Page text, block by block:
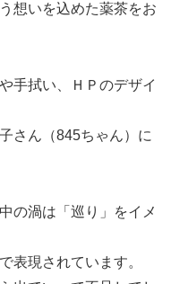
想いを込めた薬茶をお
手拭い、ＨＰのデザイ
さん（845ちゃん）に
の渦は「巡り」をイメ
表現されています。